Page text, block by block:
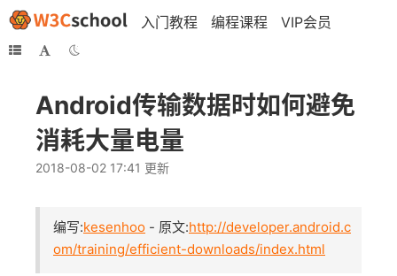
入门教程 编程课程 VIP会员
Android传输数据时如何避免
消耗大量电量
2018-08-02 17:41 更新
编写:kesenhoo - 原文:http://developer.android.c
om/training/efficient-downloads/index.html